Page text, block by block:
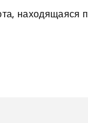
находящаяся